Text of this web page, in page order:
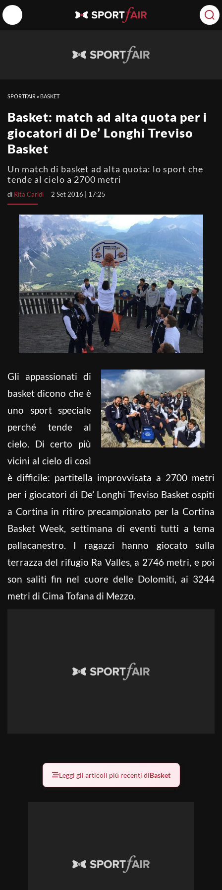
SPORTFAIR » BASKET
Basket: match ad alta quota per i
giocatori di De’ Longhi Treviso
Basket
Un match di basket ad alta quota: lo sport che
tende al cielo a 2700 metri
di Rita Caridi 2 Set 2016 | 17:25
Gli appassionati di
basket dicono che è
uno sport speciale
perché tende al
cielo. Di certo più
vicini al cielo di così
è difficile: partitella improvvisata a 2700 metri
per i giocatori di De’ Longhi Treviso Basket ospiti
a Cortina in ritiro precampionato per la Cortina
Basket Week, settimana di eventi tutti a tema
pallacanestro. I ragazzi hanno giocato sulla
terrazza del rifugio Ra Valles, a 2746 metri, e poi
son saliti fin nel cuore delle Dolomiti, ai 3244
metri di Cima Tofana di Mezzo.
Leggi gli articoli più recenti diBasket